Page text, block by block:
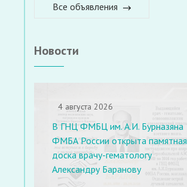
Все объявления
Новости
4 августа 2026
В ГНЦ ФМБЦ им. А.И. Бурназяна
ФМБА России открыта памятная
доска врачу-гематологу
Александру Баранову